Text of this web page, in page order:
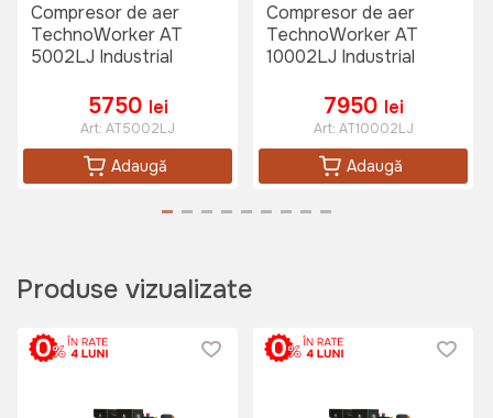
145 lei
Compresor de aer pe acumulator
Villager FUSE VAT 1220 (Fara
Wokin +Kit Accesorii ATK-12 (5
Compresor de aer
TechnoWorker AT
5002LJ Industrial
5750 lei
Art: AT5002LJ
Adaugă
Compresor de aer
TechnoWorker AT
10002LJ Industrial
7950 lei
Art: AT10002LJ
Adaugă
Produse vizualizate